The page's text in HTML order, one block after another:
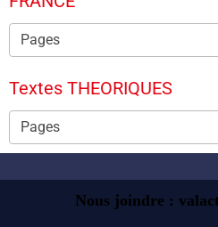
Textes THEORIQUES
Nous joindre :